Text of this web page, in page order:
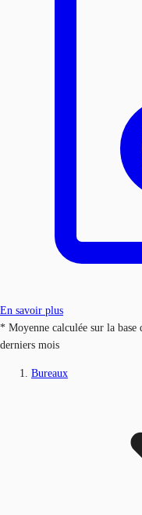
En savoir plus
* Moyenne calculée sur la base
derniers mois
Bureaux